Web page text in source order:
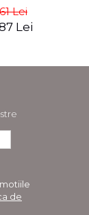
Lei
Lei
de